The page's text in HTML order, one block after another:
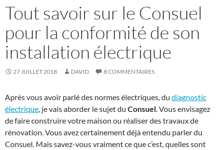
Tout savoir sur le Consuel
pour la conformité de son
installation électrique
27 JUILLET 2018 DAVID 8 COMMENTAIRES
Après vous avoir parlé des normes électriques, du diagnostic
électrique , je vais aborder le sujet du Consuel . Vous envisagez
de faire construire votre maison ou réaliser des travaux de
rénovation. Vous avez certainement déjà entendu parler du
Consuel. Mais savez-vous vraiment ce que c’est, quelles sont